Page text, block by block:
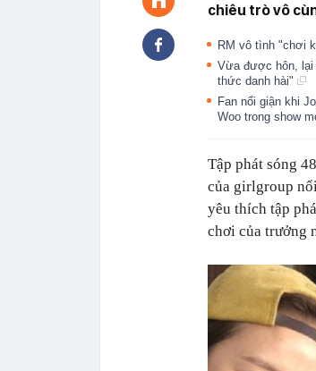
chiêu trò vô
RM vô tình "chơi
Vừa được hôn, lại
thức danh hài"
Fan nổi giận khi
Woo trong show
Tập phát sóng
của girlgroup
yêu thích tập
chơi của trưởng